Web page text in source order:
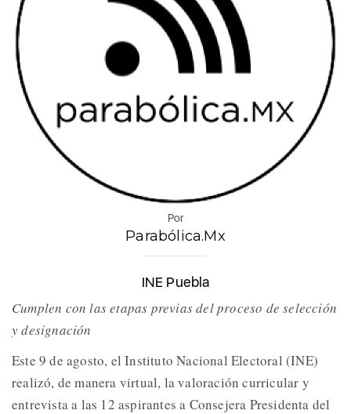
Por
Parabólica.Mx
INE Puebla
Cumplen con las etapas previas del proceso de selección
y designación
Este 9 de agosto, el Instituto Nacional Electoral (INE)
realizó, de manera virtual, la valoración curricular y
entrevista a las 12 aspirantes a Consejera Presidenta del